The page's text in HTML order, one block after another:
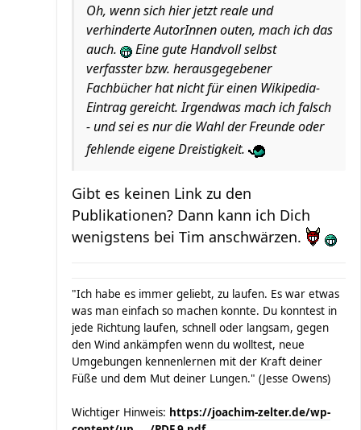
Oh, wenn sich hier jetzt reale und
verhinderte AutorInnen outen, mach ich das
auch.
Eine gute Handvoll selbst
verfasster bzw. herausgegebener
Fachbücher hat nicht für einen Wikipedia-
Eintrag gereicht. Irgendwas mach ich falsch
- und sei es nur die Wahl der Freunde oder
fehlende eigene Dreistigkeit.
Gibt es keinen Link zu den
Publikationen? Dann kann ich Dich
wenigstens bei Tim anschwärzen.
"Ich habe es immer geliebt, zu laufen. Es war etwas
was man einfach so machen konnte. Du konntest in
jede Richtung laufen, schnell oder langsam, gegen
den Wind ankämpfen wenn du wolltest, neue
Umgebungen kennenlernen mit der Kraft deiner
Füße und dem Mut deiner Lungen." (Jesse Owens)
Wichtiger Hinweis: https://joachim-zelter.de/wp-